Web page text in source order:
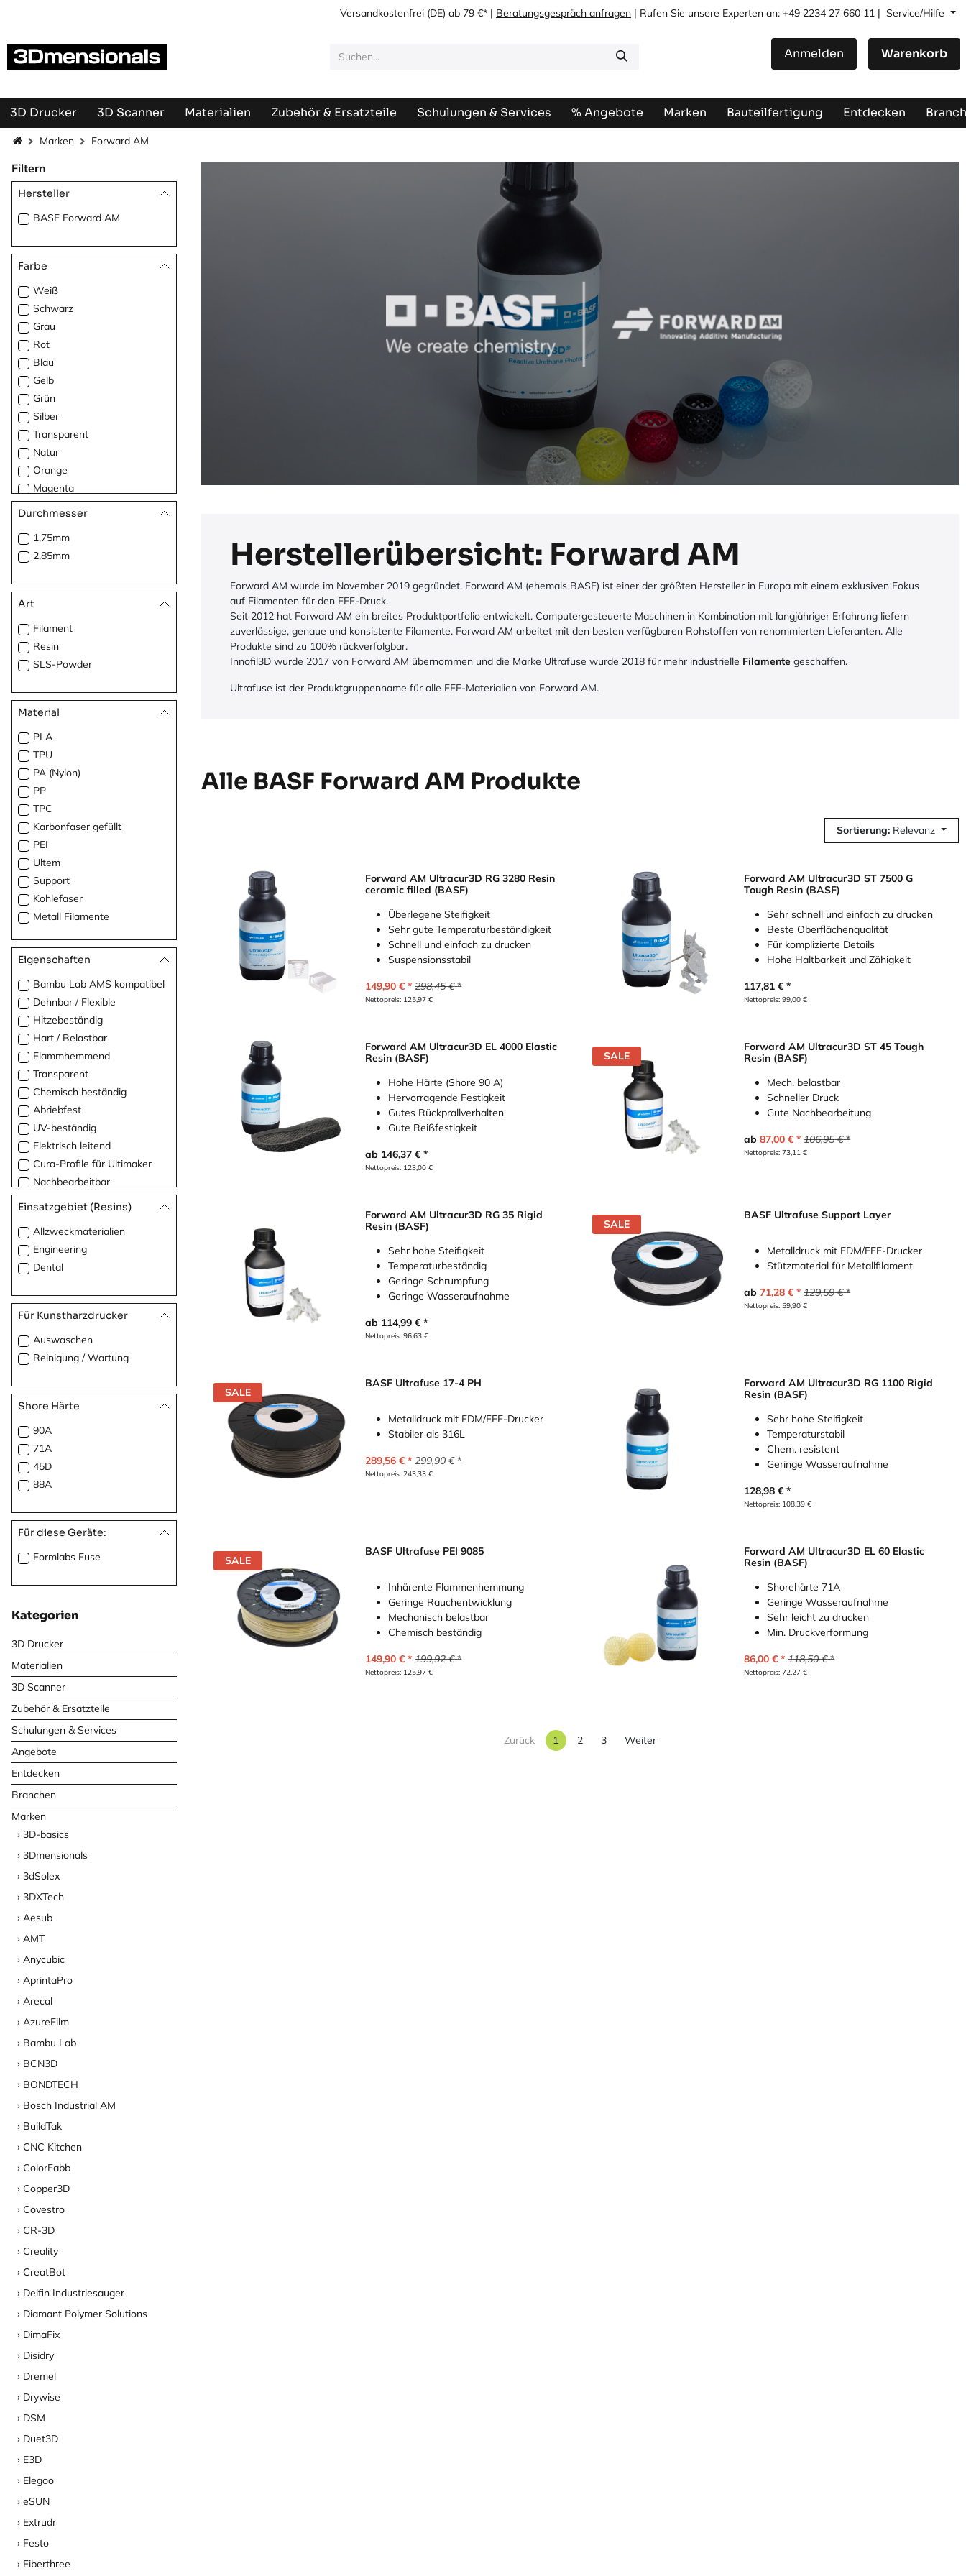
Versandkostenfrei (DE) ab 79 €* | Beratungsgespräch anfragen | Rufen Sie unsere Experten an: +49 2234 27 660 11 | Service/Hilfe
Anmelden Warenkorb
3D Drucker 3D Scanner Materialien Zubehör & Ersatzteile Schulungen & Services % Angebote Marken Bauteilfertigung Entdecken
Marken Forward AM
Filtern
Hersteller
BASF Forward AM
Farbe
Weiß
Schwarz
Grau
Rot
Blau
Gelb
Grün
Silber
Transparent
Natur
Orange
Magenta
Durchmesser
1,75mm
2,85mm
Art
Filament
Resin
SLS-Powder
Material
PLA
TPU
PA (Nylon)
PP
TPC
Karbonfaser gefüllt
PEI
Ultem
Support
Kohlefaser
Metall Filamente
Eigenschaften
Bambu Lab AMS kompatibel
Dehnbar / Flexible
Hitzebeständig
Hart / Belastbar
Flammhemmend
Transparent
Chemisch beständig
Abriebfest
UV-beständig
Elektrisch leitend
Cura-Profile für Ultimaker
Nachbearbeitbar
Polierbar
Einsatzgebiet (Resins)
Allzweckmaterialien
Engineering
Dental
Für Kunstharzdrucker
Auswaschen
Reinigung / Wartung
Shore Härte
90A
71A
45D
88A
Für diese Geräte:
Formlabs Fuse
Kategorien
3D Drucker
Materialien
3D Scanner
Zubehör & Ersatzteile
Schulungen & Services
Angebote
Entdecken
Branchen
Marken
3D-basics
3Dmensionals
3dSolex
3DXTech
Aesub
AMT
Anycubic
AprintaPro
Arecal
AzureFilm
Bambu Lab
BCN3D
BONDTECH
Bosch Industrial AM
BuildTak
CNC Kitchen
ColorFabb
Copper3D
Covestro
CR-3D
Creality
CreatBot
Delfin Industriesauger
Diamant Polymer Solutions
DimaFix
Disidry
Dremel
Drywise
DSM
Duet3D
E3D
Elegoo
eSUN
Extrudr
Festo
Fiberthree
Herstellerübersicht: Forward AM
Forward AM wurde im November 2019 gegründet. Forward AM (ehemals BASF) ist einer der größten Hersteller in Europa mit einem exklusiven Fokus
auf Filamenten für den FFF-Druck.
Seit 2012 hat Forward AM ein breites Produktportfolio entwickelt. Computergesteuerte Maschinen in Kombination mit langjähriger Erfahrung liefern
zuverlässige, genaue und konsistente Filamente. Forward AM arbeitet mit den besten verfügbaren Rohstoffen von renommierten Lieferanten. Alle
Produkte sind zu 100% rückverfolgbar.
Innofil3D wurde 2017 von Forward AM übernommen und die Marke Ultrafuse wurde 2018 für mehr industrielle Filamente geschaffen.
Ultrafuse ist der Produktgruppenname für alle FFF-Materialien von Forward AM.
Alle BASF Forward AM Produkte
Sortierung: Relevanz
Forward AM Ultracur3D RG 3280 Resin
ceramic filled (BASF)
Überlegene Steifigkeit
Sehr gute Temperaturbeständigkeit
Schnell und einfach zu drucken
Suspensionsstabil
149,90 € 298,45€
Nettopreis: 125,97 €
Forward AM Ultracur3D ST 7500 G
Tough Resin (BASF)
Sehr schnell und einfach zu drucken
Beste Oberflächenqualität
Für komplizierte Details
Hohe Haltbarkeit und Zähigkeit
117,81 €
Nettopreis:99,00 €
Forward AM Ultracur3D EL 4000 Elastic
Resin (BASF)
Hohe Härte (Shore 90 A)
Hervorragende Festigkeit
Gutes Rückprallverhalten
Gute Reißfestigkeit
ab 146,37 €
Nettopreis: 123,00 €
SALE
Forward AM Ultracur3D ST 45 Tough
Resin (BASF)
Mech. belastbar
Schneller Druck
Gute Nachbearbeitung
ab 87,00 € 106,95€
Nettopreis:73,11 €
Forward AM Ultracur3D RG 35 Rigid
Resin (BASF)
Sehr hohe Steifigkeit
Temperaturbeständig
Geringe Schrumpfung
Geringe Wasseraufnahme
ab 114,99 €
Nettopreis:96,63 €
SALE
BASF Ultrafuse Support Layer
Metalldruck mit FDM/FFF-Drucker
Stützmaterial für Metallfilament
ab 71,28 € 129,59€
Nettopreis: 59,90 €
SALE
BASF Ultrafuse 17-4 PH
Metalldruck mit FDM/FFF-Drucker
Stabiler als 316L
289,56 € 299,90€
Nettopreis:243,33 €
Forward AM Ultracur3D RG 1100 Rigid
Resin (BASF)
Sehr hohe Steifigkeit
Temperaturstabil
Chem. resistent
Geringe Wasseraufnahme
128,98 €
Nettopreis: 108,39 €
SALE
BASF Ultrafuse PEI 9085
Inhärente Flammenhemmung
Geringe Rauchentwicklung
Mechanisch belastbar
Chemisch beständig
149,90 € 199,92€
Nettopreis: 125,97 €
Forward AM Ultracur3D EL 60 Elastic
Resin (BASF)
Shorehärte 71A
Geringe Wasseraufnahme
Sehr leicht zu drucken
Min. Druckverformung
86,00 € 118,50€
Nettopreis:72,27 €
Zurück 1 2 3 Weiter